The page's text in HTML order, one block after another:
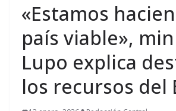
«Estamos
país viable»,
Lupo explica
los recursos del